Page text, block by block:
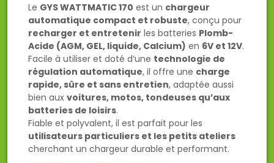
Le GYS WATTMATIC 170 est un chargeur
automatique compact et robuste, conçu pour
recharger et entretenir les batteries Plomb-
Acide (AGM, GEL, liquide, Calcium) en 6V et 12V.
Facile à utiliser et doté d’une technologie de
régulation automatique, il offre une charge
rapide, sûre et sans entretien, adaptée aussi
bien aux voitures, motos, tondeuses qu’aux
batteries de loisirs.
Fiable et polyvalent, il est parfait pour les
utilisateurs particuliers et les petits ateliers
cherchant un chargeur durable et performant.